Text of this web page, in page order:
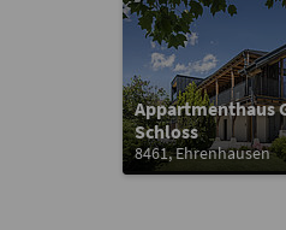
Appartmenthaus
Schloss
8461, Ehrenhausen